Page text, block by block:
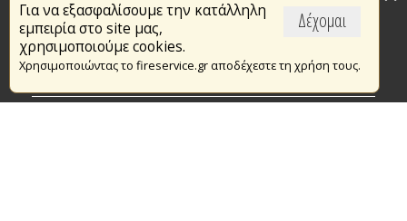
Δέχομαι
Για να εξασφαλίσουμε την κατάλληλη
εμπειρία στο site μας,
χρησιμοποιούμε cookies.
Χρησιμοποιώντας το fireservice.gr αποδέχεστε τη χρήση τους.
Επικαιρότητα
Το Πυροσβεστικό Σώμα